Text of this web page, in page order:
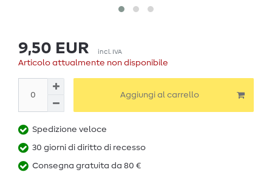
9,50 EUR incl. IVA
Articolo attualmente non disponibile
Aggiungi al carrello
Spedizione veloce
30 giorni di diritto di recesso
Consegna gratuita da 80 €